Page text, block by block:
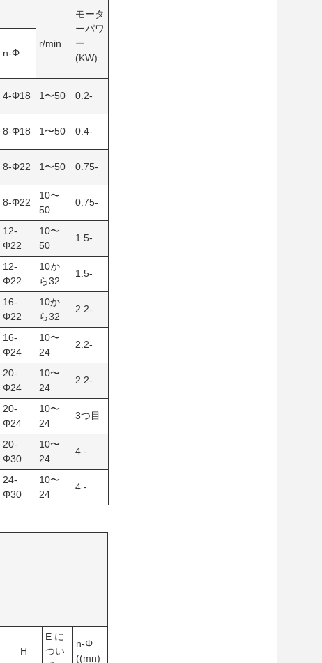
r/min
モータ
ーパワ
ー
(KW)
n-Φ
4-Φ18 1〜50 0.2-
8-Φ18 1〜50 0.4-
8-Φ22 1〜50 0.75-
8-Φ22
10〜
50
0.75-
12-
Φ22
10〜
50
1.5-
12-
Φ22
10か
ら32
1.5-
16-
Φ22
10か
ら32
2.2-
16-
Φ24
10〜
24
2.2-
20-
Φ24
10〜
24
2.2-
20-
Φ24
10〜
24
3つ目
20-
Φ30
10〜
24
4 -
24-
Φ30
10〜
24
4 -
H
E に
つい
n-Φ
((mn)